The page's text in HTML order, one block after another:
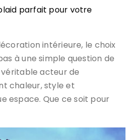
parfait pour votre
intérieure, le choix
à une simple question de
acteur de
chaleur, style et
espace. Que ce soit pour